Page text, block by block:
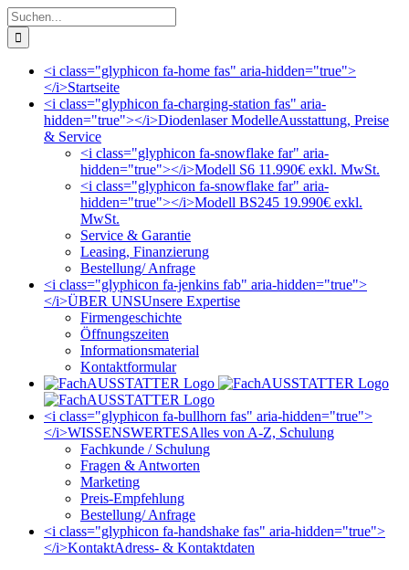
Zum
Inhalt
springen
Suche
nach:
<i class="glyphicon fa-home fas" aria-hidden="true">
</i>Startseite
<i class="glyphicon fa-charging-station fas" aria-
hidden="true"></i>Diodenlaser ModelleAusstattung, Preise
& Service
<i class="glyphicon fa-snowflake far" aria-
hidden="true"></i>Modell S6 11.990€ exkl. MwSt.
<i class="glyphicon fa-snowflake far" aria-
hidden="true"></i>Modell BS245 19.990€ exkl.
MwSt.
Service & Garantie
Leasing, Finanzierung
Bestellung/ Anfrage
<i class="glyphicon fa-jenkins fab" aria-hidden="true">
</i>ÜBER UNSUnsere Expertise
Firmengeschichte
Öffnungszeiten
Informationsmaterial
Kontaktformular
<i class="glyphicon fa-bullhorn fas" aria-hidden="true">
</i>WISSENSWERTESAlles von A-Z, Schulung
Fachkunde / Schulung
Fragen & Antworten
Marketing
Preis-Empfehlung
Bestellung/ Anfrage
<i class="glyphicon fa-handshake fas" aria-hidden="true">
</i>KontaktAdress- & Kontaktdaten